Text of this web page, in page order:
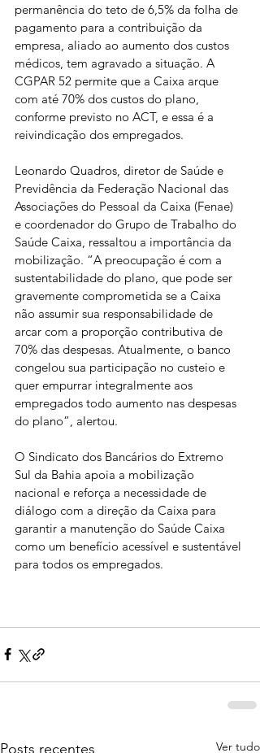
permanência do teto de 6,5% da folha de
pagamento para a contribuição da
empresa, aliado ao aumento dos custos
médicos, tem agravado a situação. A
CGPAR 52 permite que a Caixa arque
com até 70% dos custos do plano,
conforme previsto no ACT, e essa é a
reivindicação dos empregados.
Leonardo Quadros, diretor de Saúde e
Previdência da Federação Nacional das
Associações do Pessoal da Caixa (Fenae)
e coordenador do Grupo de Trabalho do
Saúde Caixa, ressaltou a importância da
mobilização. “A preocupação é com a
sustentabilidade do plano, que pode ser
gravemente comprometida se a Caixa
não assumir sua responsabilidade de
arcar com a proporção contributiva de
70% das despesas. Atualmente, o banco
congelou sua participação no custeio e
quer empurrar integralmente aos
empregados todo aumento nas despesas
do plano”, alertou.
O Sindicato dos Bancários do Extremo
Sul da Bahia apoia a mobilização
nacional e reforça a necessidade de
diálogo com a direção da Caixa para
garantir a manutenção do Saúde Caixa
como um benefício acessível e sustentável
para todos os empregados.
Posts recentes Ver tudo